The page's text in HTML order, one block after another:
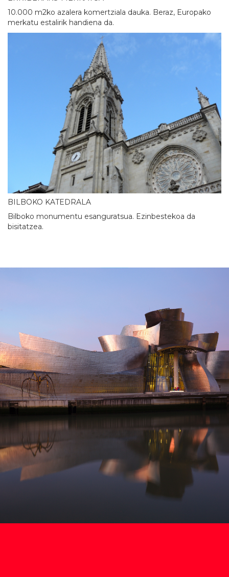
10.000 m2ko azalera komertziala dauka. Beraz, Europako
merkatu estalirik handiena da.
BILBOKO KATEDRALA
Bilboko monumentu esanguratsua. Ezinbestekoa da
bisitatzea.